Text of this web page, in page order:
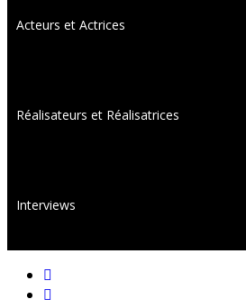
Acteurs et Actrices
Réalisateurs et Réalisatrices
Interviews